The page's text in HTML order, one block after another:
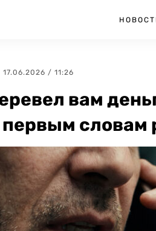
| 17.06.2026 / 11:26
вам
словам